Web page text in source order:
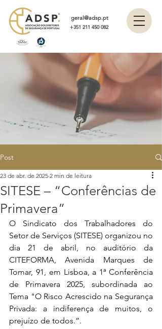
+351 211 450 082
geral@adsp.pt
Post
SITESE – “Conferências de
Primavera”
23 de abr. de 2025 2 min de leitura
O Sindicato dos Trabalhadores do
Setor de Serviços (SITESE) organizou no
dia 21 de abril, no auditório da
CITEFORMA, Avenida Marques de
Tomar, 91, em Lisboa, a 1ª Conferência
de Primavera 2025, subordinada ao
Tema "O Risco Acrescido na Segurança
Privada: a indiferença de muitos, o
prejuízo de todos.”.